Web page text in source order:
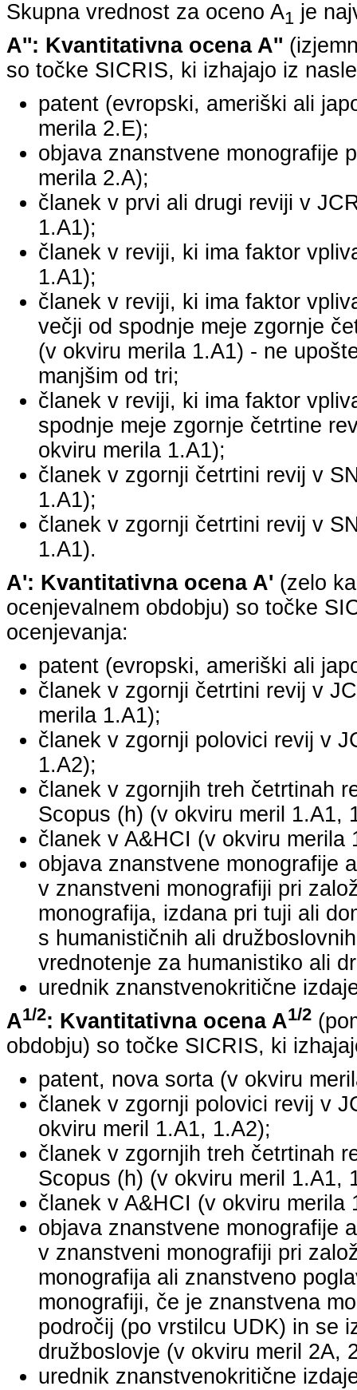
Skupna vrednost za oceno A1 je
A'': Kvantitativna ocena A''
so točke SICRIS, ki izhajajo iz
patent (evropski, ameriški ali
merila 2.E);
objava znanstvene monografije
merila 2.A);
članek v prvi ali drugi reviji v
1.A1);
članek v reviji, ki ima faktor
1.A1);
članek v reviji, ki ima faktor
večji od spodnje meje zgornje
(v okviru merila 1.A1) - ne
manjšim od tri;
članek v reviji, ki ima faktor
spodnje meje zgornje četrtine
okviru merila 1.A1);
članek v zgornji četrtini revij v
1.A1);
članek v zgornji četrtini revij v
1.A1).
A': Kvantitativna ocena A' (zelo
ocenjevalnem obdobju) so točke
ocenjevanja:
patent (evropski, ameriški ali
članek v zgornji četrtini revij v
merila 1.A1);
članek v zgornji polovici revij v
1.A2);
članek v zgornjih treh četrtinah
Scopus (h) (v okviru meril 1.A1,
članek v A&HCI (v okviru merila
objava znanstvene monografije
v znanstveni monografiji pri
monografija, izdana pri tuji ali
s humanističnih ali
vrednotenje za humanistiko ali
urednik znanstvenokritične
A1/2: Kvantitativna ocena A1/2
obdobju) so točke SICRIS, ki
patent, nova sorta (v okviru
članek v zgornji polovici revij v
okviru meril 1.A1, 1.A2);
članek v zgornjih treh četrtinah
Scopus (h) (v okviru meril 1.A1,
članek v A&HCI (v okviru merila
objava znanstvene monografije
v znanstveni monografiji pri
monografija ali znanstveno
monografiji, če je znanstvena
področij (po vrstilcu UDK) in se
družboslovje (v okviru meril 2A,
urednik znanstvenokritične